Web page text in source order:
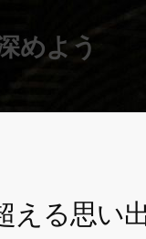
めよう
える思い